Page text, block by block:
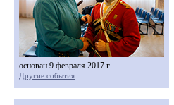
основан 9 февраля 2017 г.
Другие события